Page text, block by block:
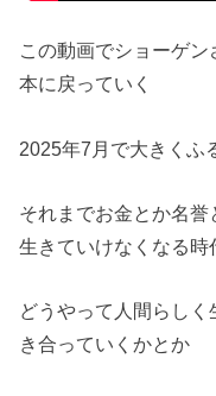
この動画でショーゲ
本に戻っていく
2025年7月で大きくふ
それまでお金とか名
生きていけなくなる時
どうやって人間らし
き合っていくかとか